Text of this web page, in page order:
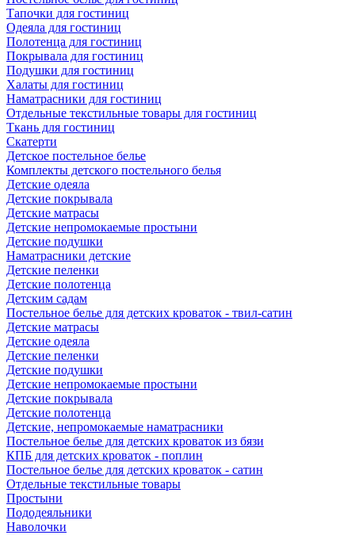
Тапочки для гостиниц
Одеяла для гостиниц
Полотенца для гостиниц
Покрывала для гостиниц
Подушки для гостиниц
Халаты для гостиниц
Наматрасники для гостиниц
Отдельные текстильные товары для гостиниц
Ткань для гостиниц
Скатерти
Детское постельное белье
Комплекты детского постельного белья
Детские одеяла
Детские покрывала
Детские матрасы
Детские непромокаемые простыни
Детские подушки
Наматрасники детские
Детские пеленки
Детские полотенца
Детским садам
Постельное белье для детских кроваток - твил-сатин
Детские матрасы
Детские одеяла
Детские пеленки
Детские подушки
Детские непромокаемые простыни
Детские покрывала
Детские полотенца
Детские, непромокаемые наматрасники
Постельное белье для детских кроваток из бязи
КПБ для детских кроваток - поплин
Постельное белье для детских кроваток - сатин
Отдельные текстильные товары
Простыни
Пододеяльники
Наволочки